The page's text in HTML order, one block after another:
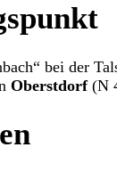
bei der
Oberstdorf(N